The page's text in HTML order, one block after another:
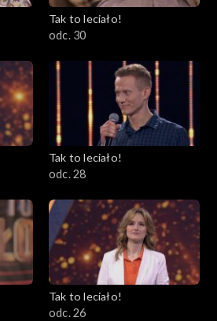
Tak to leciało!
odc. 30
Tak to leciało!
odc. 28
Tak to leciało!
odc. 26